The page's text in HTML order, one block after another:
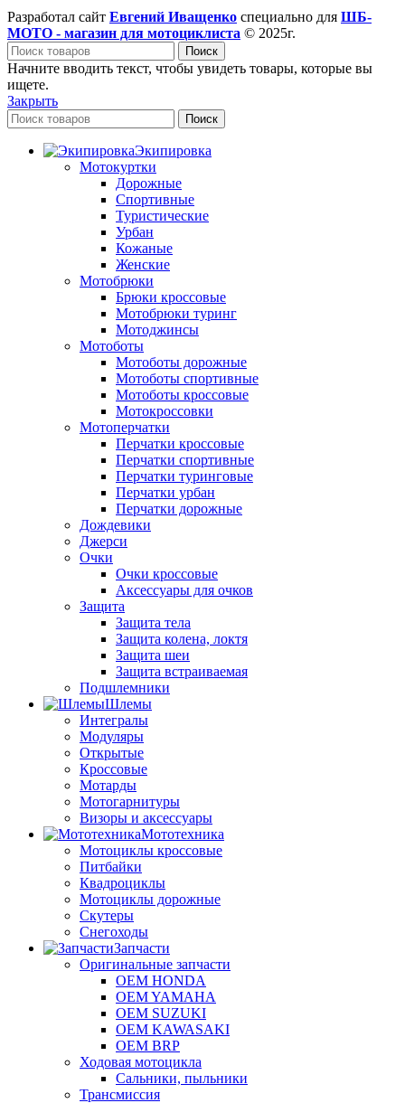
Разработал сайт Евгений Иващенко специально для ШБ-
МОТО - магазин для мотоциклиста © 2025г.
Поиск
Начните вводить текст, чтобы увидеть товары, которые вы
ищете.
Закрыть
Поиск
Экипировка
Мотокуртки
Дорожные
Спортивные
Туристические
Урбан
Кожаные
Женские
Мотобрюки
Брюки кроссовые
Мотобрюки туринг
Мотоджинсы
Мотоботы
Мотоботы дорожные
Мотоботы спортивные
Мотоботы кроссовые
Мотокроссовки
Мотоперчатки
Перчатки кроссовые
Перчатки спортивные
Перчатки туринговые
Перчатки урбан
Перчатки дорожные
Дождевики
Джерси
Очки
Очки кроссовые
Аксессуары для очков
Защита
Защита тела
Защита колена, локтя
Защита шеи
Защита встраиваемая
Подшлемники
Шлемы
Интегралы
Модуляры
Открытые
Кроссовые
Мотарды
Мотогарнитуры
Визоры и аксессуары
Мототехника
Мотоциклы кроссовые
Питбайки
Квадроциклы
Мотоциклы дорожные
Скутеры
Снегоходы
Запчасти
Оригинальные запчасти
OEM HONDA
OEM YAMAHA
OEM SUZUKI
OEM KAWASAKI
OEM BRP
Ходовая мотоцикла
Сальники, пыльники
Трансмиссия